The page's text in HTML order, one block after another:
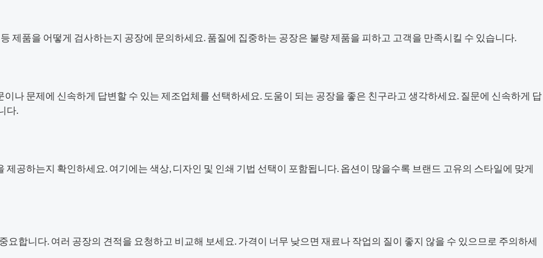
제품을 어떻게 검사하는지 공장에 문의하세요. 품질에 집중하는 공장은 불량 제품을 피하고 고객을 만족시킬 수 있습니다.
나 문제에 신속하게 답변할 수 있는 제조업체를 선택하세요. 도움이 되는 공장을 좋은 친구라고 생각하세요. 질문에 신속하게 답
다.
공하는지 확인하세요. 여기에는 색상, 디자인 및 인쇄 기법 선택이 포함됩니다. 옵션이 많을수록 브랜드 고유의 스타일에 맞게
합니다. 여러 공장의 견적을 요청하고 비교해 보세요. 가격이 너무 낮으면 재료나 작업의 질이 좋지 않을 수 있으므로 주의하세